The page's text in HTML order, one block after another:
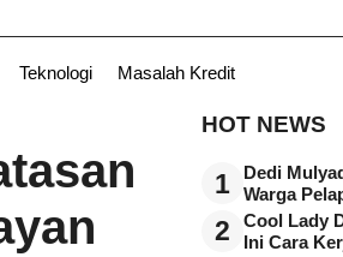
Teknologi Masalah Kredit
HOT NEWS
1
Dedi
Warga
2
Cool Lady
Ini Cara